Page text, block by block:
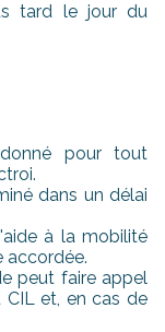
tard le jour du
pour tout
dans un délai
à la mobilité
accordée.
peut faire appel
CIL et, en cas de